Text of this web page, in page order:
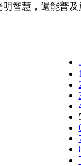
智慧，還能普
1